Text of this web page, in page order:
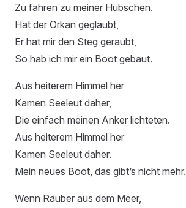
Zu fahren zu meiner Hübschen.
Hat der Orkan geglaubt,
Er hat mir den Steg geraubt,
So hab ich mir ein Boot gebaut.
Aus heiterem Himmel her
Kamen Seeleut daher,
Die einfach meinen Anker lichteten.
Aus heiterem Himmel her
Kamen Seeleut daher.
Mein neues Boot, das gibt’s nicht mehr.
Wenn Räuber aus dem Meer,